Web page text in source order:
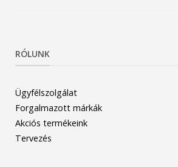
RÓLUNK
Ügyfélszolgálat
Forgalmazott márkák
Akciós termékeink
Tervezés